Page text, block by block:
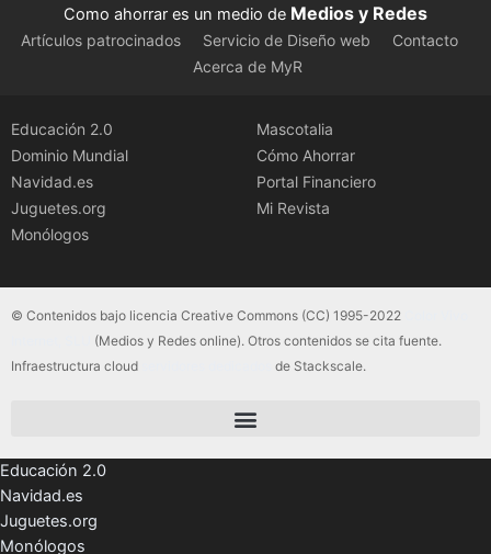
Como ahorrar es un medio de Medios y Redes
Artículos patrocinados Servicio de Diseño web
Contacto
Acerca de MyR
Educación 2.0
Dominio Mundial
Navidad.es
Juguetes.org
Monólogos
Mascotalia
Cómo Ahorrar
Portal Financiero
Mi Revista
© Contenidos bajo licencia Creative Commons (CC) 1995-2022
(Medios y Redes online). Otros contenidos se cita fuente.
Infraestructura cloud
de Stackscale.
Educación 2.0
Navidad.es
Juguetes.org
Monólogos